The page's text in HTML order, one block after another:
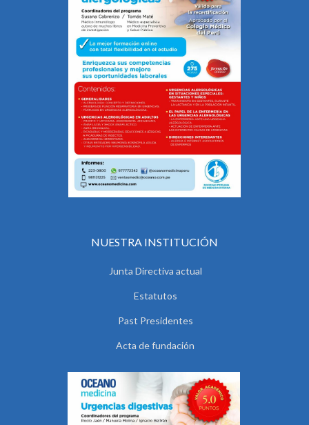
NUESTRA INSTITUCIÓN
Junta Directiva actual
Estatutos
Past Presidentes
Acta de fundación